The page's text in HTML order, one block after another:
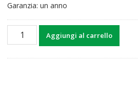
Garanzia: un anno
Batteria
Aggiungi al carrello